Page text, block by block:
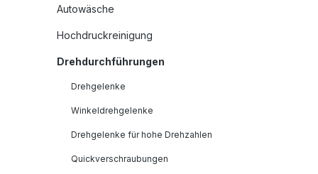
Autowäsche
Hochdruckreinigung
Drehdurchführungen
Drehgelenke
Winkeldrehgelenke
Drehgelenke für hohe Drehzahlen
Quickverschraubungen